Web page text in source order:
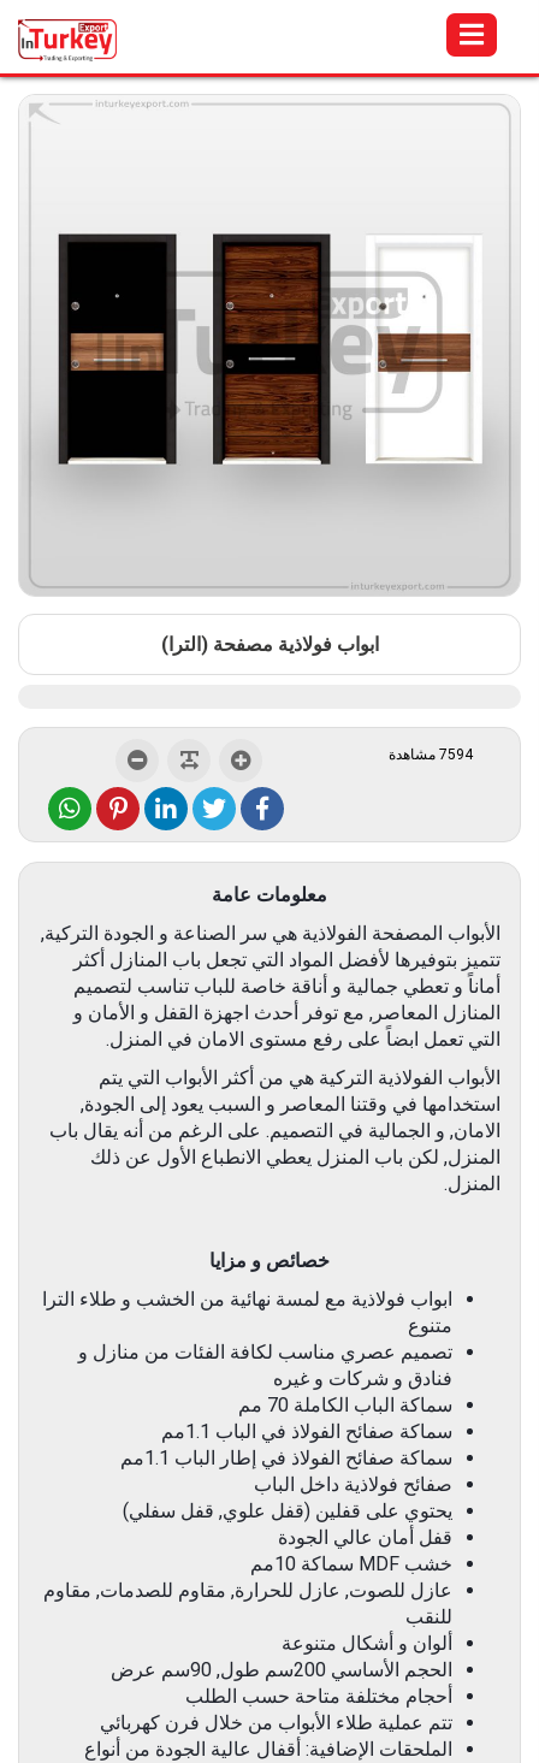
ابواب فولاذية مصفحة (الترا)
7594 مشاهدة
معلومات عامة
الأبواب المصفحة الفولاذية هي سر الصناعة و الجودة التركية,
تتميز بتوفيرها لأفضل المواد التي تجعل باب المنازل أكثر
أماناً و تعطي جمالية و أناقة خاصة للباب تناسب لتصميم
المنازل المعاصر, مع توفر أحدث اجهزة القفل و الأمان و
التي تعمل ابضاً على رفع مستوى الامان في المنزل.
الأبواب الفولاذية التركية هي من أكثر الأبواب التي يتم
استخدامها في وقتنا المعاصر و السبب يعود إلى الجودة,
الامان, و الجمالية في التصميم. على الرغم من أنه يقال باب
المنزل, لكن باب المنزل يعطي الانطباع الأول عن ذلك
المنزل.
خصائص و مزايا
ابواب فولاذية مع لمسة نهائية من الخشب و طلاء الترا
متنوع
تصميم عصري مناسب لكافة الفئات من منازل و
فنادق و شركات و غيره
سماكة الباب الكاملة 70 مم
سماكة صفائح الفولاذ في الباب 1.1مم
سماكة صفائح الفولاذ في إطار الباب 1.1مم
صفائح فولاذية داخل الباب
يحتوي على قفلين (قفل علوي, قفل سفلي)
قفل أمان عالي الجودة
خشب MDF سماكة 10مم
عازل للصوت, عازل للحرارة, مقاوم للصدمات, مقاوم
للنقب
ألوان و أشكال متنوعة
الحجم الأساسي 200سم طول, 90سم عرض
أحجام مختلفة متاحة حسب الطلب
تتم عملية طلاء الأبواب من خلال فرن كهربائي
الملحقات الإضافية: أقفال عالية الجودة من أنواع